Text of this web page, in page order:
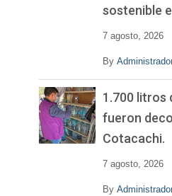
sostenible
7 agosto, 2026
By
1.700 litros
fueron
Cotacachi.
7 agosto, 2026
By